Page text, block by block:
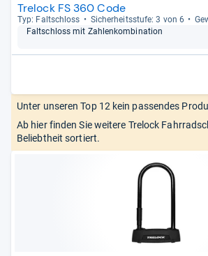
Trelock FS 360 Code
Typ: Falt­schloss Sicher­heits­stufe: 3 von 6
Falt­schloss mit Zah­len­kom­bi­na­tion
Unter unseren Top 12 kein passendes
Ab hier finden Sie weitere Trelock
Beliebtheit sortiert.